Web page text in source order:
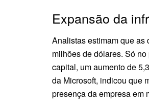
Expansão da
Analistas estimam que as
milhões de dólares. Só
capital, um aumento de
da Microsoft, indicou que
presença da empresa em